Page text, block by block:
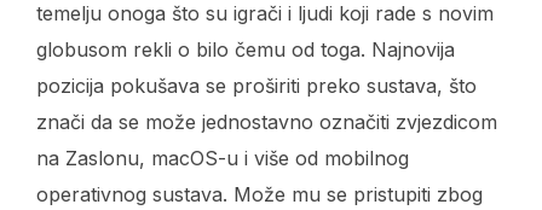
temelju onoga što su igrači i ljudi koji rade s novim
globusom rekli o bilo čemu od toga. Najnovija
pozicija pokušava se proširiti preko sustava, što
znači da se može jednostavno označiti zvjezdicom
na Zaslonu, macOS-u i više od mobilnog
operativnog sustava. Može mu se pristupiti zbog